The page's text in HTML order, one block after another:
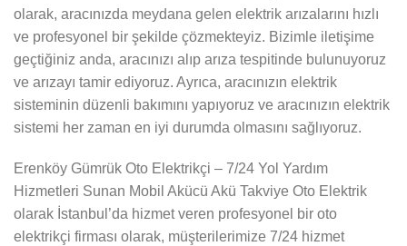
olarak, aracınızda meydana gelen elektrik arızalarını hızlı
ve profesyonel bir şekilde çözmekteyiz. Bizimle iletişime
geçtiğiniz anda, aracınızı alıp arıza tespitinde bulunuyoruz
ve arızayı tamir ediyoruz. Ayrıca, aracınızın elektrik
sisteminin düzenli bakımını yapıyoruz ve aracınızın elektrik
sistemi her zaman en iyi durumda olmasını sağlıyoruz.
Erenköy Gümrük Oto Elektrikçi – 7/24 Yol Yardım
Hizmetleri Sunan Mobil Akücü Akü Takviye Oto Elektrik
olarak İstanbul’da hizmet veren profesyonel bir oto
elektrikçi firması olarak, müşterilerimize 7/24 hizmet